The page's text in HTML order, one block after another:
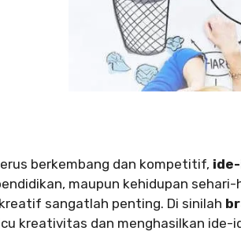
berkembang dan kompetitif,
maupun kehidupan
sangatlah penting. Di sinilah
kreativitas dan menghasilkan ide-